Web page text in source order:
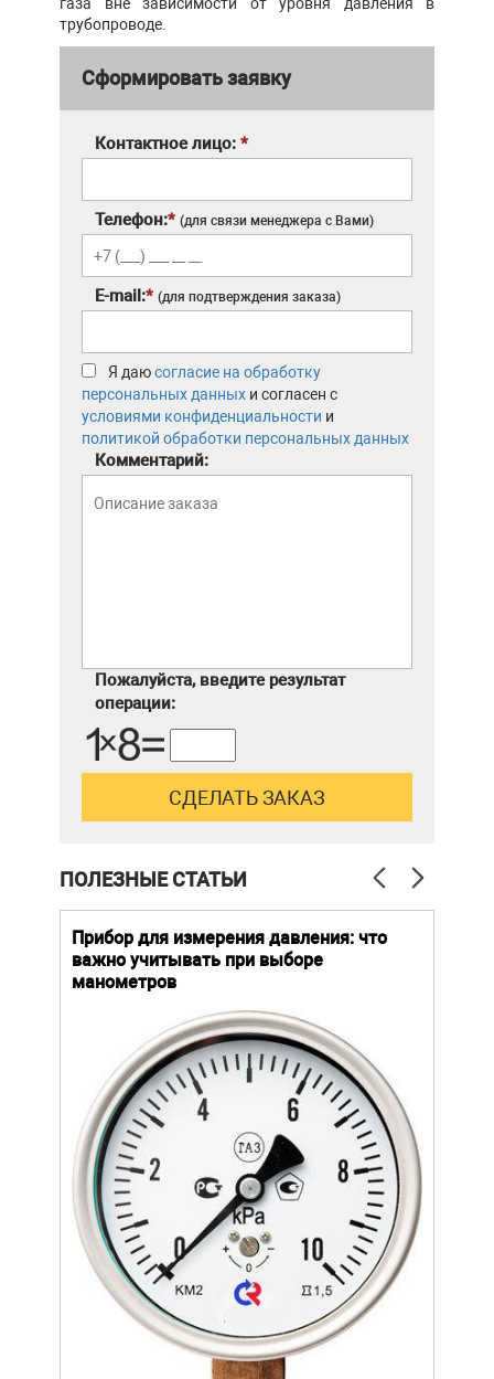
трубопроводе.
Сформировать заявку
Контактное лицо: *
Телефон:* (для связи менеджера с Вами)
E-mail:* (для подтверждения заказа)
Я даюсогласие на обработку
персональных данных и согласен с
условиями конфиденциальности и
политикой обработки персональных данных
Комментарий:
Пожалуйста, введите результат
операции:
ПОЛЕЗНЫЕ СТАТЬИ
Прибор для измерения давления: что
важно учитывать при выборе
манометров